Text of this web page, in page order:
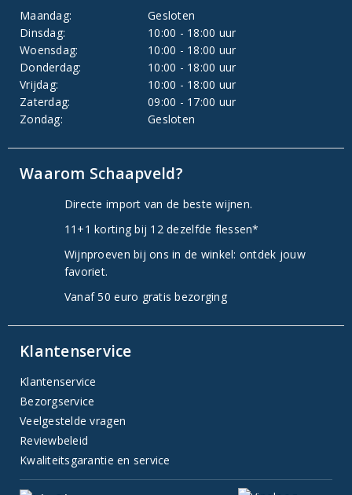
Maandag:
Gesloten
Dinsdag:
10:00 - 18:00 uur
Woensdag:
10:00 - 18:00 uur
Donderdag:
10:00 - 18:00 uur
Vrijdag:
10:00 - 18:00 uur
Zaterdag:
09:00 - 17:00 uur
Zondag:
Gesloten
Waarom Schaapveld?
Directe import van de beste wijnen.
11+1 korting bij 12 dezelfde flessen*
Wijnproeven bij ons in de winkel: ontdek jouw
favoriet.
Vanaf 50 euro gratis bezorging
Klantenservice
Klantenservice
Bezorgservice
Veelgestelde vragen
Reviewbeleid
Kwaliteitsgarantie en service